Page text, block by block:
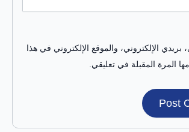
الإلكتروني، والموقع الإلكتروني في هذا
المرة المقبلة في تعليقي.